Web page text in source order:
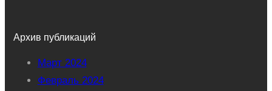
Архив публикаций
Март 2024
Февраль 2024